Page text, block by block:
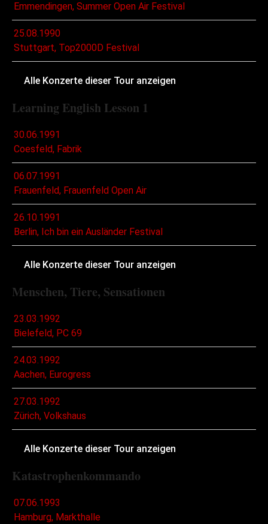
Emmendingen, Summer Open Air Festival
25.08.1990
Stuttgart, Top2000D Festival
Alle Konzerte dieser Tour anzeigen
Learning English Lesson 1
30.06.1991
Coesfeld, Fabrik
06.07.1991
Frauenfeld, Frauenfeld Open Air
26.10.1991
Berlin, Ich bin ein Ausländer Festival
Alle Konzerte dieser Tour anzeigen
Menschen, Tiere, Sensationen
23.03.1992
Bielefeld, PC 69
24.03.1992
Aachen, Eurogress
27.03.1992
Zürich, Volkshaus
Alle Konzerte dieser Tour anzeigen
Katastrophenkommando
07.06.1993
Hamburg, Markthalle